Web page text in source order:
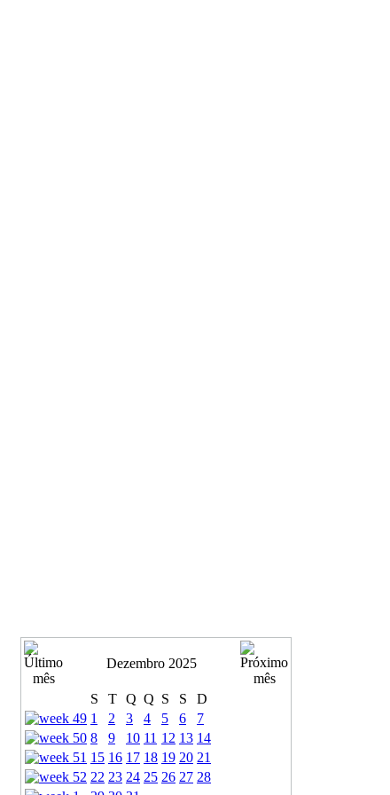
Dezembro 2025
S T Q Q S S
D
1
2 3 4 5 6
7
8
9 10 11 12 13 14
15 16 17 18 19 20 21
22 23 24 25 26 27 28